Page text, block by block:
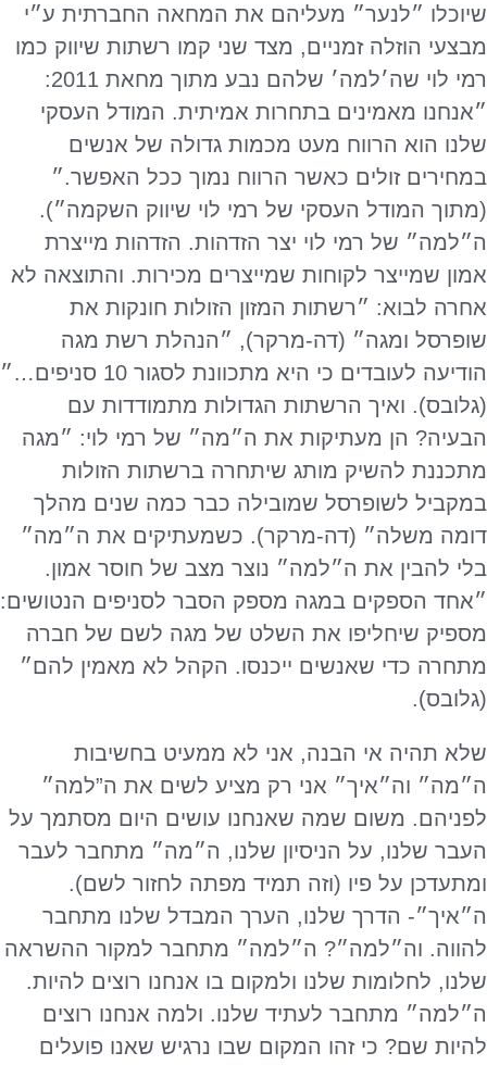
שיוכלו ״לנער״ מעליהם את המחאה החברתית ע״י
מבצעי הוזלה זמניים, מצד שני קמו רשתות שיווק כמו
רמי לוי שה׳למה׳ שלהם נבע מתוך מחאת 2011:
״אנחנו מאמינים בתחרות אמיתית. המודל העסקי
שלנו הוא הרווח מעט מכמות גדולה של אנשים
במחירים זולים כאשר הרווח נמוך ככל האפשר.״
(מתוך המודל העסקי של רמי לוי שיווק השקמה״).
ה״למה״ של רמי לוי יצר הזדהות. הזדהות מייצרת
אמון שמייצר לקוחות שמייצרים מכירות. והתוצאה לא
אחרה לבוא: ״רשתות המזון הזולות חונקות את
שופרסל ומגה״ (דה-מרקר), ״הנהלת רשת מגה
הודיעה לעובדים כי היא מתכוונת לסגור 10 סניפים…״
(גלובס). ואיך הרשתות הגדולות מתמודדות עם
הבעיה? הן מעתיקות את ה״מה״ של רמי לוי: ״מגה
מתכננת להשיק מותג שיתחרה ברשתות הזולות
במקביל לשופרסל שמובילה כבר כמה שנים מהלך
דומה משלה״ (דה-מרקר). כשמעתיקים את ה״מה״
בלי להבין את ה״למה״ נוצר מצב של חוסר אמון.
״אחד הספקים במגה מספק הסבר לסניפים הנטושים:
מספיק שיחליפו את השלט של מגה לשם של חברה
מתחרה כדי שאנשים ייכנסו. הקהל לא מאמין להם״
(גלובס).
שלא תהיה אי הבנה, אני לא ממעיט בחשיבות
ה״מה״ וה״איך״ אני רק מציע לשים את ה”למה״
לפניהם. משום שמה שאנחנו עושים היום מסתמך על
העבר שלנו, על הניסיון שלנו, ה״מה״ מתחבר לעבר
ומתעדכן על פיו (וזה תמיד מפתה לחזור לשם).
ה״איך״- הדרך שלנו, הערך המבדל שלנו מתחבר
להווה. וה״למה״? ה״למה״ מתחבר למקור ההשראה
שלנו, לחלומות שלנו ולמקום בו אנחנו רוצים להיות.
ה״למה״ מתחבר לעתיד שלנו. ולמה אנחנו רוצים
להיות שם? כי זהו המקום שבו נרגיש שאנו פועלים